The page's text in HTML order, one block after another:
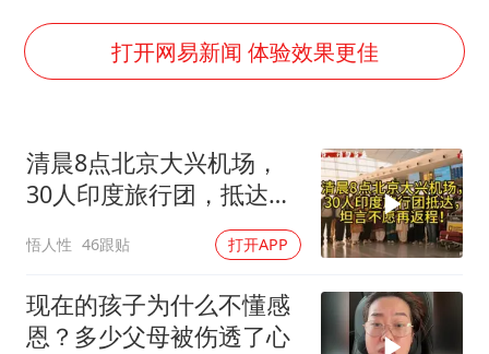
宇树王兴兴被问了360多个问题
四川宜宾地震网友称睡觉被摇醒
夯实基础开新局
打开网易新闻 体验效果更佳
清晨8点北京大兴机场，
30人印度旅行团，抵达，
悟人性 46跟贴 打开APP
现在的孩子为什么不懂感
恩？多少父母被伤透了心